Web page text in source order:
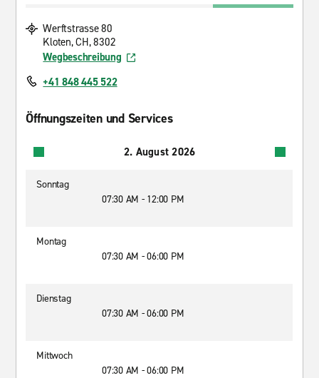
Werftstrasse 80
Kloten, CH, 8302
Wegbeschreibung
+41 848 445 522
Öffnungszeiten und Services
2. August 2026
Sonntag
07:30 AM - 12:00 PM
Montag
07:30 AM - 06:00 PM
Dienstag
07:30 AM - 06:00 PM
Mittwoch
07:30 AM - 06:00 PM